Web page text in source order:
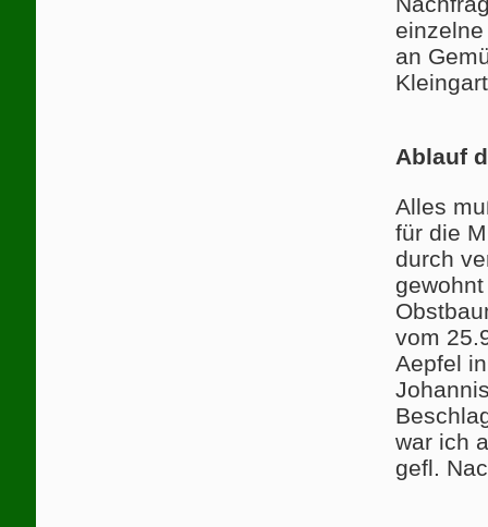
an
Ablauf
Alles
für die
durch
vom
Aepfel
war ich
gefl.